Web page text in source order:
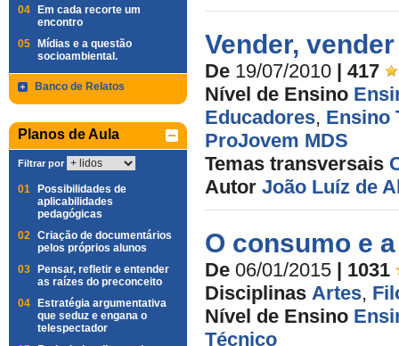
04
Em cada recorte um
encontro
05
Mídias e a questão
socioambiental.
Banco de Relatos
Planos de Aula
Filtrar por
01
Possibilidades de
aplicabilidades
pedagógicas
02 Criação de documentários
pelos próprios alunos
03
Pensar, refletir e entender
as raízes do preconceito
04
Estratégia argumentativa
que seduz e engana o
telespectador
Vender,
De 19/07/2010 | 417
Nível de Ensino
Educadores, Ensino
ProJovem MDS
Temas transversais
Autor João Luíz de
O consumo e
De 06/01/2015 | 1031
Disciplinas Artes,
Nível de Ensino
Técnico